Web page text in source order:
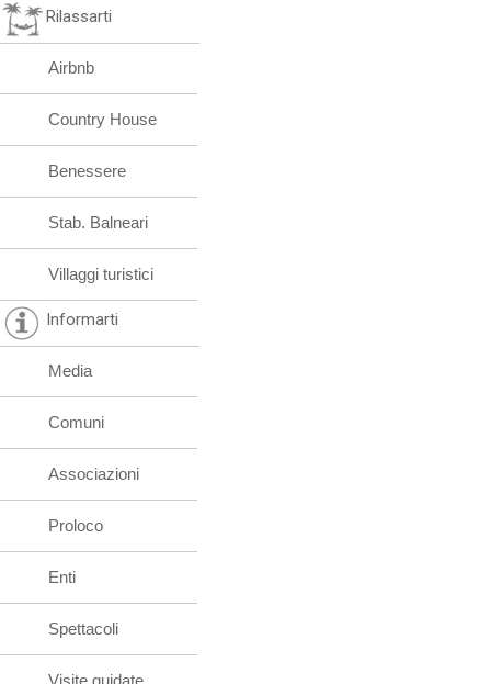
Rilassarti
Airbnb
Country House
Benessere
Stab. Balneari
Villaggi turistici
Informarti
Media
Comuni
Associazioni
Proloco
Enti
Spettacoli
Visite guidate